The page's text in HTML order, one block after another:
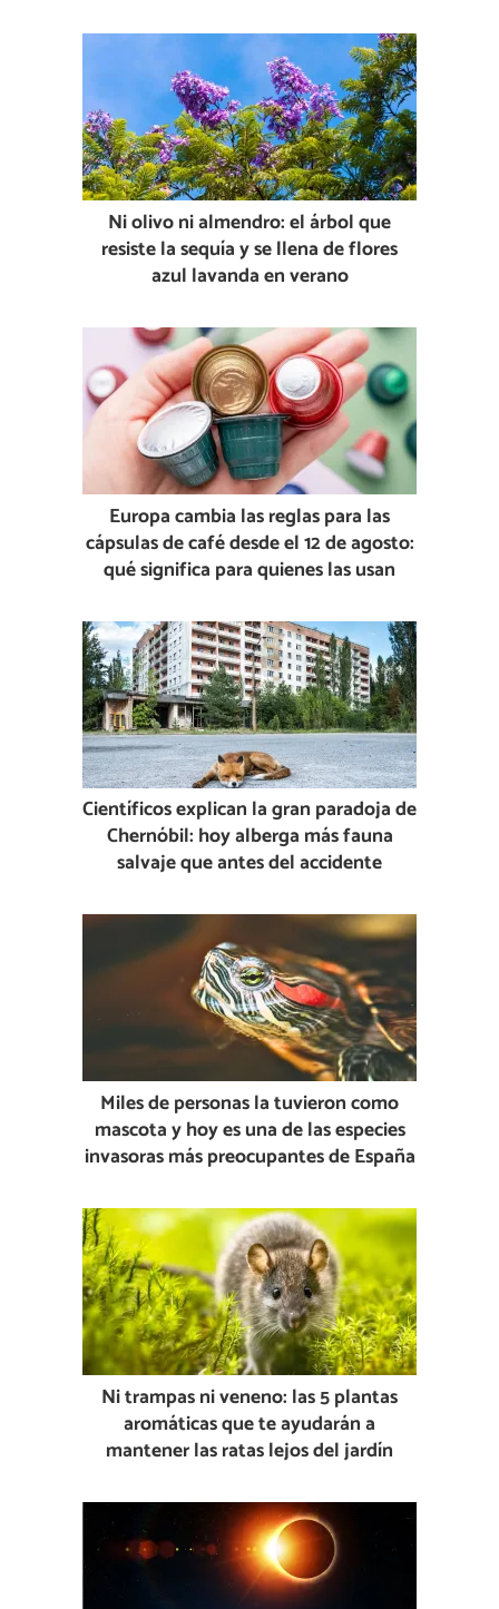
Ni olivo ni almendro: el árbol que
resiste la sequía y se llena de flores
azul lavanda en verano
Europa cambia las reglas para las
cápsulas de café desde el 12 de agosto:
qué significa para quienes las usan
Científicos explican la gran paradoja de
Chernóbil: hoy alberga más fauna
salvaje que antes del accidente
Miles de personas la tuvieron como
mascota y hoy es una de las especies
invasoras más preocupantes de España
Ni trampas ni veneno: las 5 plantas
aromáticas que te ayudarán a
mantener las ratas lejos del jardín